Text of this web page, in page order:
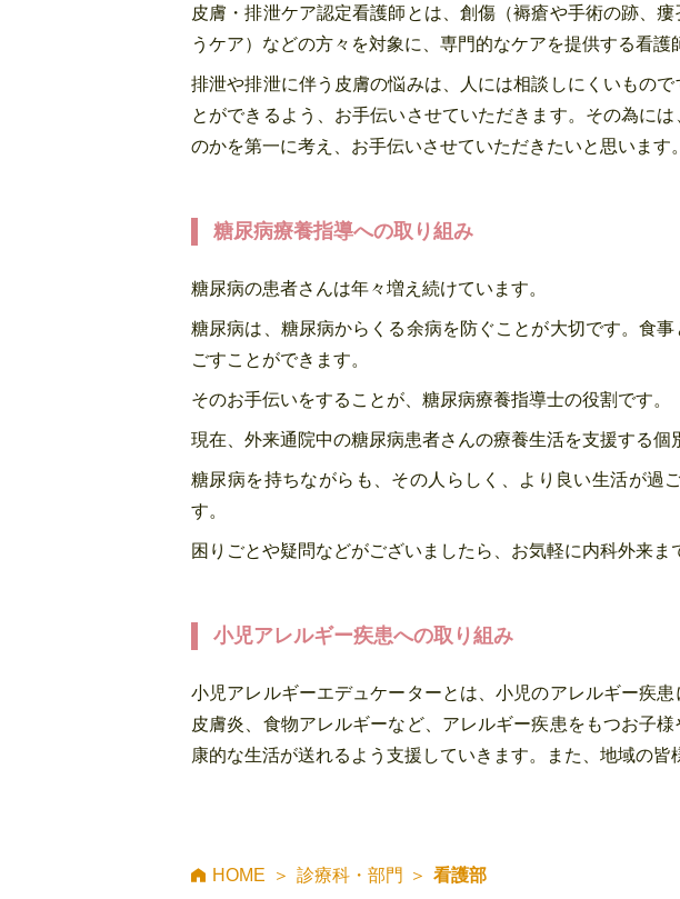
皮膚・排泄ケア認定看護師とは、創傷（褥瘡や手術の跡、
うケア）などの方々を対象に、専門的なケアを提供する看護
排泄や排泄に伴う皮膚の悩みは、人には相談しにくいもの
とができるよう、お手伝いさせていただきます。その為に
のかを第一に考え、お手伝いさせていただきたいと思います。
糖尿病療養指導への取り組み
糖尿病の患者さんは年々増え続けています。
糖尿病は、糖尿病からくる余病を防ぐことが大切です。食
ごすことができます。
そのお手伝いをすることが、糖尿病療養指導士の役割です。
現在、外来通院中の糖尿病患者さんの療養生活を支援する個
糖尿病を持ちながらも、その人らしく、より良い生活が過
す。
困りごとや疑問などがございましたら、お気軽に内科外来ま
小児アレルギー疾患への取り組み
小児アレルギーエデュケーターとは、小児のアレルギー疾
皮膚炎、食物アレルギーなど、アレルギー疾患をもつお子
康的な生活が送れるよう支援していきます。また、地域の
HOME 診療科・部門 看護部